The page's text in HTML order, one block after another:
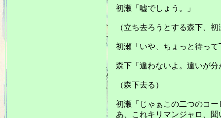
初瀬「嘘でしょう。」
（立ち去ろうとする森下、初
初瀬「いや、ちょっと待って
森下「違わないよ。違いが分
（森下去る）
初瀬「じゃぁこの二つのコー
あ、これキリマンジャロ、聞